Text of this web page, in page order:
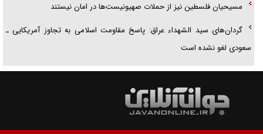
مسیحیان فلسطین نیز از حملات صهیونیست‌ها در امان نیستند
گردان‌های سید الشهداء عراق: پاسخ مقاومت اسلامی به تجاوز آمریکایی ـ
سعودی لغو نشده است